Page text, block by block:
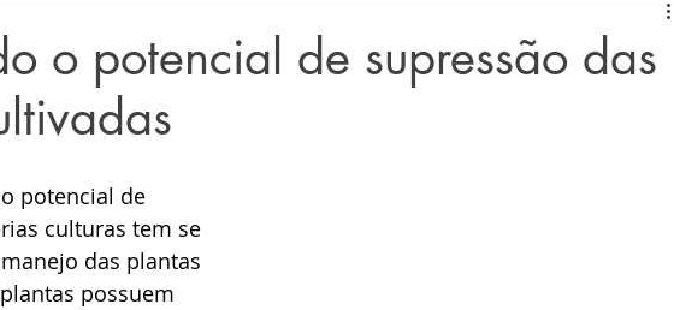
o potencial de supressão das
potencial de
culturas tem se
das plantas
possuem